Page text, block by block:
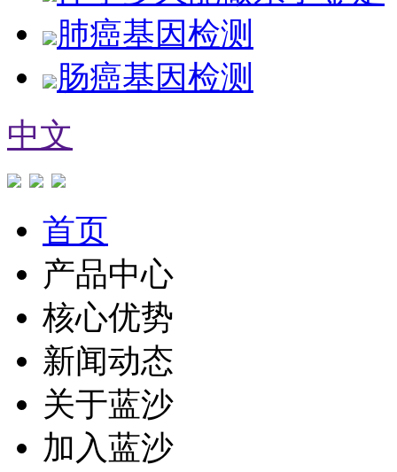
肺癌基因检测
肠癌基因检测
中文
首页
产品中心
核心优势
新闻动态
关于蓝沙
加入蓝沙